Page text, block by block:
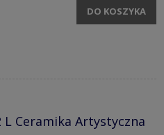
DO KOSZYKA
L Ceramika Artystyczna